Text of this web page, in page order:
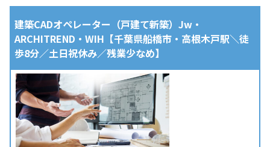
建築CADオペレーター（戸建て新築）Jw・
ARCHITREND・WIH【千葉県船橋市・高根木戸駅＼徒
歩8分／土日祝休み／残業少なめ】